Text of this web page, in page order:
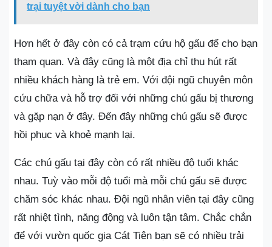
trại tuyệt vời dành cho bạn
Hơn hết ở đây còn có cả trạm cứu hộ gấu để cho bạn
tham quan. Và đây cũng là một địa chỉ thu hút rất
nhiều khách hàng là trẻ em. Với đội ngũ chuyên môn
cứu chữa và hỗ trợ đối với những chú gấu bị thương
và gặp nạn ở đây. Đến đây những chú gấu sẽ được
hồi phục và khoẻ mạnh lại.
Các chú gấu tại đây còn có rất nhiều độ tuổi khác
nhau. Tuỳ vào mỗi độ tuổi mà mỗi chú gấu sẽ được
chăm sóc khác nhau. Đội ngũ nhân viên tại đây cũng
rất nhiệt tình, năng động và luôn tận tâm. Chắc chắn
để với vườn quốc gia Cát Tiên bạn sẽ có nhiều trải